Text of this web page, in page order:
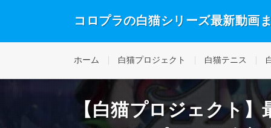
コロプラの白猫シリーズ最新動画
ホーム 白猫プロジェクト 白猫テニス
【白猫プロジェクト